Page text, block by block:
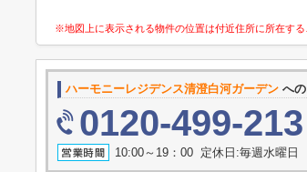
※地図上に表示される物件の位置は付近住所に所在す
ハーモニーレジデンス清澄白河ガーデン へ
0120-499-213
10:00～19：00 定休日:毎週水曜日